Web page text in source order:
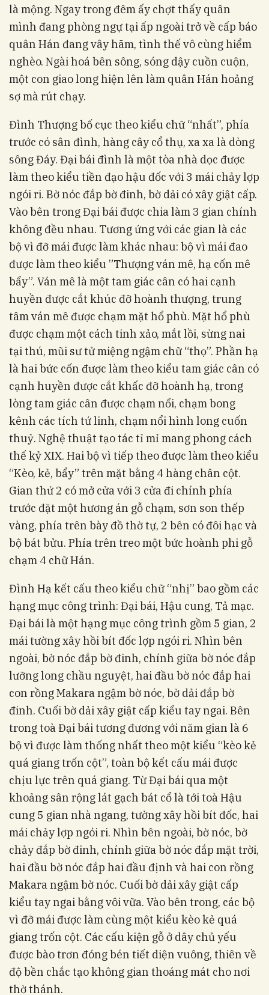
là mộng. Ngay trong đêm ấy chợt thấy quân
mình đang phòng ngự tại ấp ngoài trở về cấp báo
quân Hán đang vây hãm, tình thế vô cùng hiểm
nghèo. Ngài hoá bên sông, sóng dậy cuồn cuộn,
một con giao long hiện lên làm quân Hán hoảng
sợ mà rút chạy.
Đình Thượng bố cục theo kiểu chữ “nhất”, phía
trước có sân đình, hàng cây cổ thụ, xa xa là dòng
sông Đáy. Đại bái đình là một tòa nhà dọc được
làm theo kiểu tiền đạo hậu đốc với 3 mái chảy lợp
ngói ri. Bờ nóc đắp bờ đinh, bờ dải có xây giật cấp.
Vào bên trong Đại bái được chia làm 3 gian chính
không đều nhau. Tương ứng với các gian là các
bộ vì đỡ mái được làm khác nhau: bộ vì mái đao
được làm theo kiểu ”Thượng ván mê, hạ cốn mê
bẩy”. Ván mê là một tam giác cân có hai cạnh
huyền được cắt khúc đỡ hoành thượng, trung
tâm ván mê được chạm mặt hổ phù. Mặt hổ phù
được chạm một cách tinh xảo, mắt lồi, sừng nai
tại thú, mũi sư tử miệng ngậm chữ “thọ”. Phần hạ
là hai bức cốn được làm theo kiểu tam giác cân có
cạnh huyền được cắt khấc đỡ hoành hạ, trong
lòng tam giác cân được chạm nổi, chạm bong
kênh các tích tứ linh, chạm nổi hình long cuốn
thuỷ. Nghệ thuật tạo tác tỉ mỉ mang phong cách
thế kỷ XIX. Hai bộ vì tiếp theo được làm theo kiểu
“Kèo, kẻ, bẩy” trên mặt bằng 4 hàng chân cột.
Gian thứ 2 có mở cửa với 3 cửa đi chính phía
trước đặt một hương án gỗ chạm, sơn son thếp
vàng, phía trên bày đồ thờ tự, 2 bên có đôi hạc và
bộ bát bửu. Phía trên treo một bức hoành phi gỗ
chạm 4 chữ Hán.
Đình Hạ kết cấu theo kiểu chữ “nhị” bao gồm các
hạng mục công trình: Đại bái, Hậu cung, Tả mạc.
Đại bái là một hạng mục công trình gồm 5 gian, 2
mái tường xây hồi bít đốc lợp ngói ri. Nhìn bên
ngoài, bờ nóc đắp bờ đinh, chính giữa bờ nóc đắp
lưỡng long chầu nguyệt, hai đầu bờ nóc đắp hai
con rồng Makara ngậm bờ nóc, bờ dải đắp bờ
đinh. Cuối bờ dải xây giật cấp kiểu tay ngai. Bên
trong toà Đại bái tương đương với năm gian là 6
bộ vì được làm thống nhất theo một kiểu “kèo kẻ
quá giang trốn cột”, toàn bộ kết cấu mái được
chịu lực trên quá giang. Từ Đại bái qua một
khoảng sân rộng lát gạch bát cổ là tới toà Hậu
cung 5 gian nhà ngang, tường xây hồi bít đốc, hai
mái chảy lợp ngói ri. Nhìn bên ngoài, bờ nóc, bờ
chảy đắp bờ đinh, chính giữa bờ nóc đắp mặt trời,
hai đầu bờ nóc đắp hai đầu định và hai con rồng
Makara ngậm bờ nóc. Cuối bờ dải xây giật cấp
kiểu tay ngai bằng vôi vữa. Vào bên trong, các bộ
vì đỡ mái được làm cùng một kiểu kèo kẻ quá
giang trốn cột. Các cấu kiện gỗ ở dây chủ yếu
được bào trơn đóng bén tiết diện vuông, thiên về
độ bền chắc tạo không gian thoáng mát cho nơi
thờ thánh.